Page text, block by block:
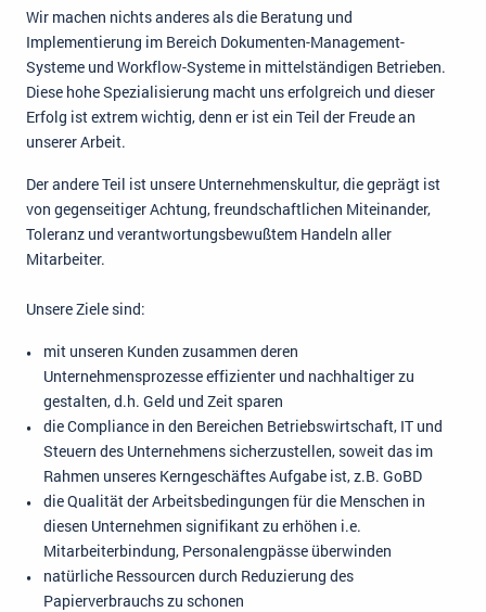
Wir machen nichts anderes als die Beratung und
Implementierung im Bereich Dokumenten-Management-
Systeme und Workflow-Systeme in mittelständigen Betrieben.
Diese hohe Spezialisierung macht uns erfolgreich und dieser
Erfolg ist extrem wichtig, denn er ist ein Teil der Freude an
unserer Arbeit.
Der andere Teil ist unsere Unternehmenskultur, die geprägt ist
von gegenseitiger Achtung, freundschaftlichen Miteinander,
Toleranz und verantwortungsbewußtem Handeln aller
Mitarbeiter.
Unsere Ziele sind:
mit unseren Kunden zusammen deren
Unternehmensprozesse effizienter und nachhaltiger zu
gestalten, d.h. Geld und Zeit sparen
die Compliance in den Bereichen Betriebswirtschaft, IT und
Steuern des Unternehmens sicherzustellen, soweit das im
Rahmen unseres Kerngeschäftes Aufgabe ist, z.B. GoBD
die Qualität der Arbeitsbedingungen für die Menschen in
diesen Unternehmen signifikant zu erhöhen i.e.
Mitarbeiterbindung, Personalengpässe überwinden
natürliche Ressourcen durch Reduzierung des
Papierverbrauchs zu schonen